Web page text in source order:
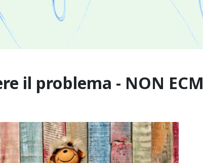
il problema - NON ECM